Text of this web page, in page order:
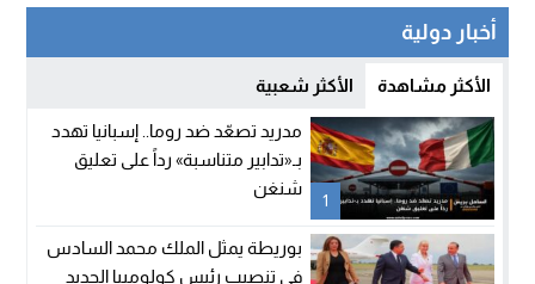
أخبار دولية
الأكثر مشاهدة الأكثر شعبية
1
مدريد تصعّد ضد روما.. إسبانيا تهدد
بـ«تدابير متناسبة» رداً على تعليق
شنغن
بوريطة يمثل الملك محمد السادس
في تنصيب رئيس كولومبيا الجديد